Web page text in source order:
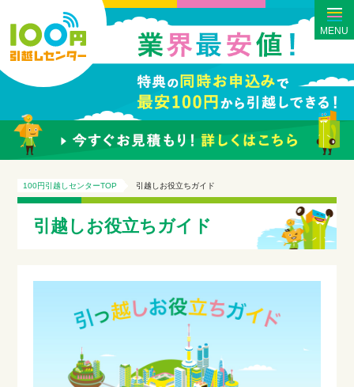
MENU
100円引越しセンターTOP 引越しお役立ちガイド
引越しお役立ちガイド